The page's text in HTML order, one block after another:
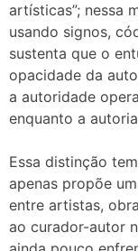
artísticas”; nessa
usando signos,
sustenta que o
opacidade da
a autoridade
enquanto a
Essa distinção
apenas propõe
entre artistas,
ao curador-autor